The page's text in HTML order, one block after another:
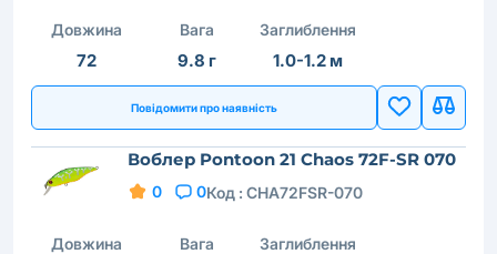
Довжина
72
Вага
9.8 г
Заглиблення
1.0-1.2 м
Повідомити про наявність
Воблер Pontoon 21 Chaos 72F-SR 070
0 0Код : CHA72FSR-070
Довжина Вага Заглиблення